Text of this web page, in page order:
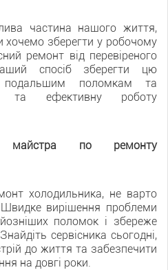
частина нашого життя,
хочемо зберегти у робочому
ремонт від перевіреного
спосіб зберегти цю
подальшим поломкам та
та ефективну роботу
майстра по ремонту
холодильника, не варто
вирішення проблеми
поломок і збереже
сервісника сьогодні,
до життя та забезпечити
на довгі роки.